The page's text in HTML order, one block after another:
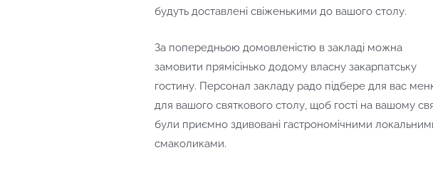
будуть доставлені свіженькими до вашого столу.
За попередньою домовленістю в закладі можна
замовити прямісінько додому власну закарпатську
гостину. Персонал закладу радо підбере для вас
для вашого святкового столу, щоб гості на вашому
були приємно здивовані гастрономічними
смаколиками.